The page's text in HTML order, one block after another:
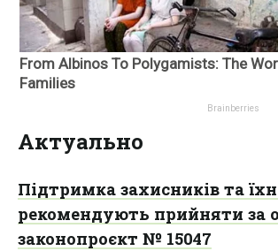
Актуально
Підтримка захисників та
рекомендують прийняти за
законопроєкт № 15047